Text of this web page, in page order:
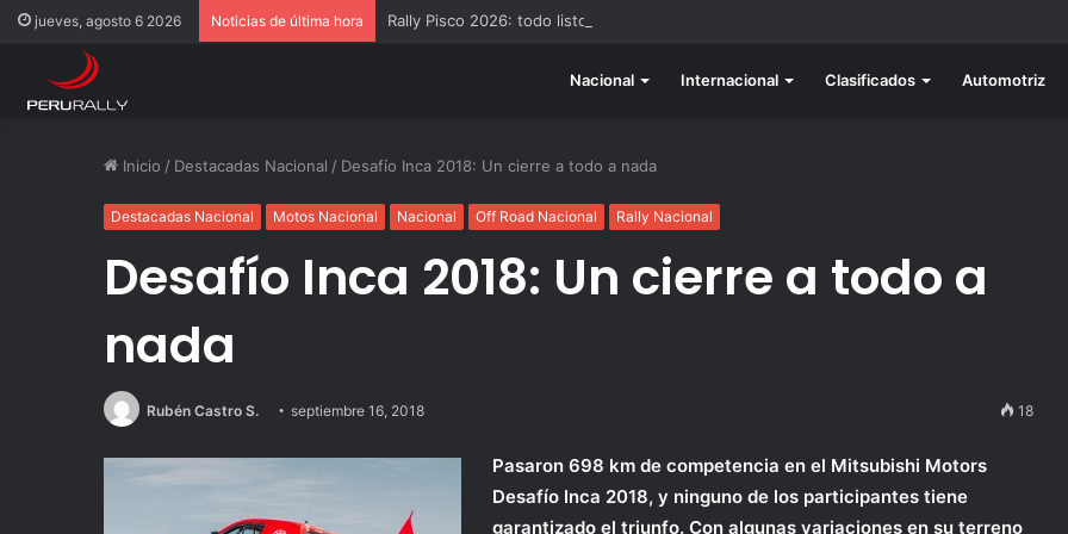
jueves, agosto 6 2026 Noticias de última hora Rally Pisco 2026: todo listo para la gran final del RallyACP
Nacional Internacional Clasificados Automotriz
Inicio / Destacadas Nacional / Desafío Inca 2018: Un cierre a todo a nada
Destacadas Nacional Motos Nacional Nacional Off Road Nacional Rally Nacional
Desafío Inca 2018: Un cierre a todo a
nada
Rubén Castro S. septiembre 16, 2018 18
Pasaron 698 km de competencia en el Mitsubishi Motors
Desafío Inca 2018, y ninguno de los participantes tiene
garantizado el triunfo. Con algunas variaciones en su terreno